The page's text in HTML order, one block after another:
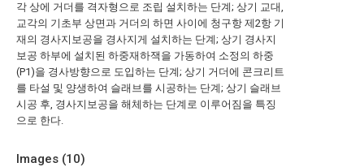
각 상에 거더를 격자형으로 조립 설치하는 단계; 상기 교대,
교각의 기초부 상면과 거더의 하면 사이에 청구항 제2항 기
재의 경사지보공을 경사지게 설치하는 단계; 상기 경사지
보공 하부에 설치된 하중재하잭을 가동하여 소정의 하중
(P1)을 경사방향으로 도입하는 단계; 상기 거더에 콘크리트
를 타설 및 양생하여 슬래브를 시공하는 단계; 상기 슬래브
시공 후, 경사지보공을 해체하는 단계로 이루어짐을 특징
으로 한다.
Images (10)